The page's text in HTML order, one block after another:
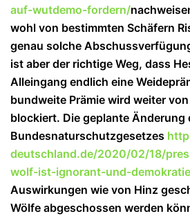
auf-wutdemo-fordern/
wohl von bestimmten Schäfern
genau solche
ist aber der richtige Weg, dass
Alleingang endlich eine
bundweite Prämie wird weiter
blockiert. Die geplante Änderung
Bundesnaturschutzgesetzes
deutschland.de/2020/02/18/
wolf-ist-ignorant-und-
Auswirkungen wie von Hinz
Wölfe abgeschossen werden